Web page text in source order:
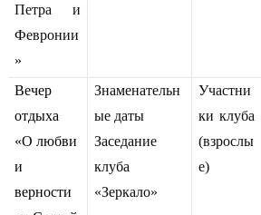
Петра и
Февронии
»
Вечер
отдыха
«О любви
и
верности
Знаменательн
ые даты
Заседание
клуба
«Зеркало»
Участни
ки клуба
(взрослы
е)